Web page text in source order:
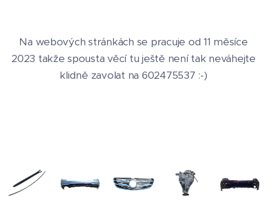
Na webových stránkách se pracuje od 11 měsíce
2023 takže spousta věcí tu ještě není tak neváhejte
klidně zavolat na 602475537 :-)